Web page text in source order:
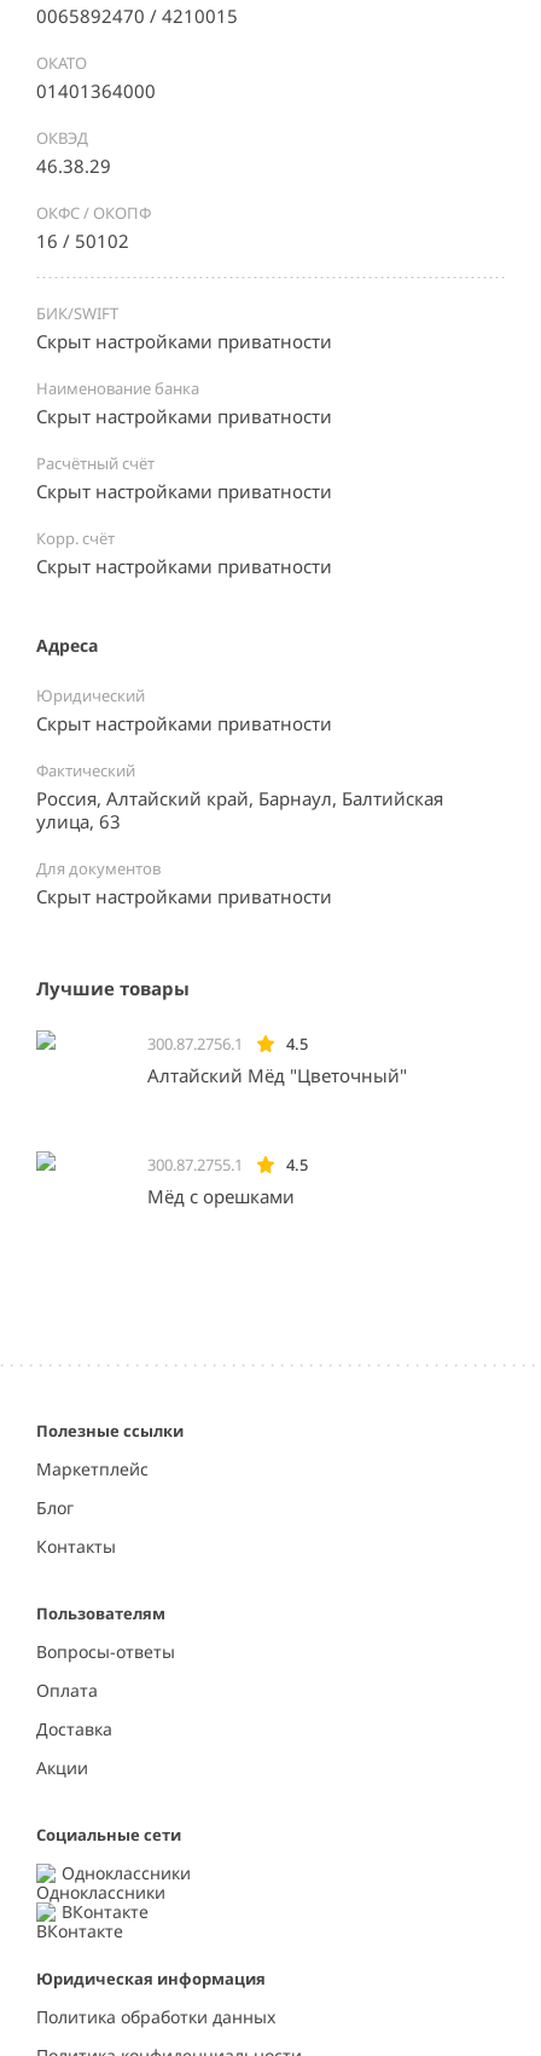
0065892470 / 4210015
ОКАТО
01401364000
ОКВЭД
46.38.29
ОКФС / ОКОПФ
16 / 50102
БИК/SWIFT
Скрыт настройками приватности
Наименование банка
Скрыт настройками приватности
Расчётный счёт
Скрыт настройками приватности
Корр. счёт
Скрыт настройками приватности
Адреса
Юридический
Скрыт настройками приватности
Фактический
Россия, Алтайский край, Барнаул, Балтийская
улица, 63
Для документов
Скрыт настройками приватности
Лучшие товары
300.87.2756.1 4.5
Алтайский Мёд "Цветочный"
300.87.2755.1 4.5
Мёд с орешками
Полезные ссылки
Маркетплейс
Блог
Контакты
Пользователям
Вопросы-ответы
Оплата
Доставка
Акции
Социальные сети
Одноклассники
ВКонтакте
Юридическая информация
Политика обработки данных